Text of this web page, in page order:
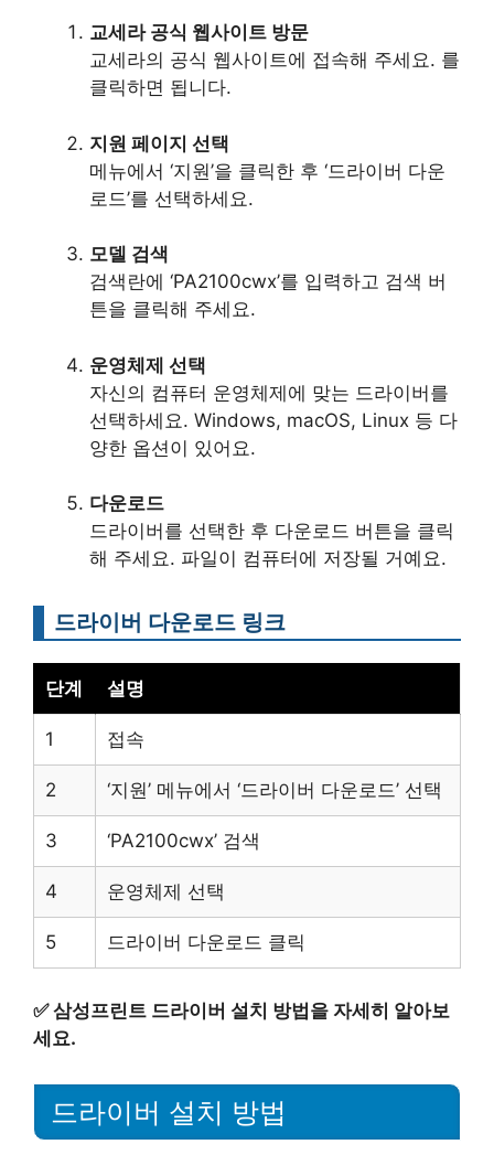
교세라 공식 웹사이트 방문
교세라의 공식 웹사이트에 접속해 주세요. 를
클릭하면 됩니다.
지원 페이지 선택
메뉴에서 ‘지원’을 클릭한 후 ‘드라이버 다운
로드’를 선택하세요.
모델 검색
검색란에 ‘PA2100cwx’를 입력하고 검색 버
튼을 클릭해 주세요.
운영체제 선택
자신의 컴퓨터 운영체제에 맞는 드라이버를
선택하세요. Windows, macOS, Linux 등 다
양한 옵션이 있어요.
다운로드
드라이버를 선택한 후 다운로드 버튼을 클릭
해 주세요. 파일이 컴퓨터에 저장될 거예요.
드라이버 다운로드 링크
단계 설명
1 접속
2 ‘지원’ 메뉴에서 ‘드라이버 다운로드’ 선택
3 ‘PA2100cwx’ 검색
4 운영체제 선택
5 드라이버 다운로드 클릭
✅삼성프린트 드라이버 설치 방법을 자세히 알아보
세요.
드라이버 설치 방법